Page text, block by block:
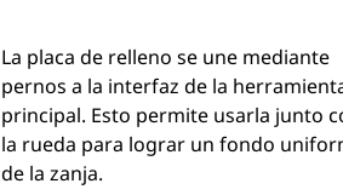
La placa de relleno se une mediante
pernos a la interfaz de la
principal. Esto permite usarla junto
la rueda para lograr un fondo
de la zanja.